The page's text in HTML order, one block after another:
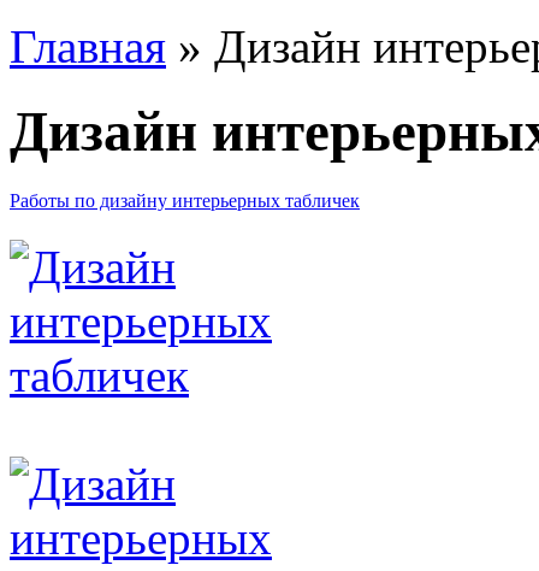
Главная » Дизайн
Дизайн
Работы по дизайну интерьерных табличек